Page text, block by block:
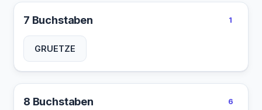
7 Buchstaben 1
GRUETZE
8 Buchstaben 6